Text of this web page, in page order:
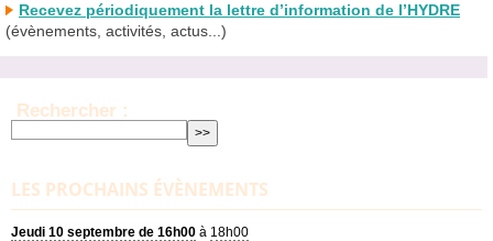
Recevez périodiquement la lettre d’information de l’HYDRE
(évènements, activités, actus...)
Rechercher :
LES PROCHAINS ÉVÈNEMENTS
Jeudi 10 septembre de 16h00 à 18h00